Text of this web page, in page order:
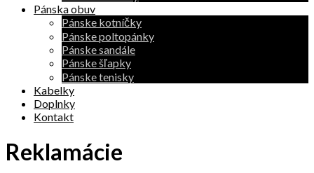
Pánska obuv
Pánske kotníčky
Pánske poltopánky
Pánske sandále
Pánske šľapky
Pánske tenisky
Kabelky
Doplnky
Kontakt
Reklamácie